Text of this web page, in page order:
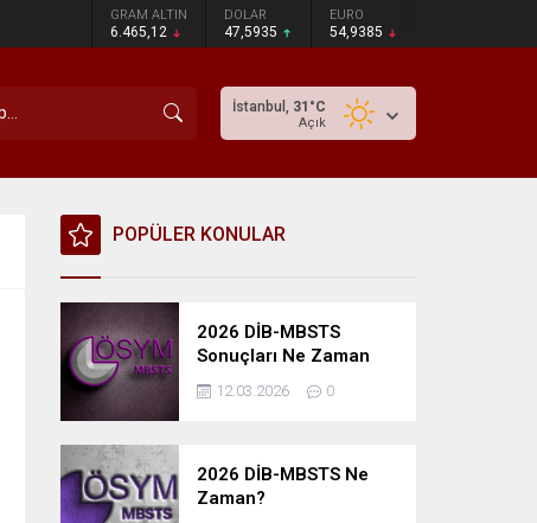
GRAM ALTIN
6.465,12
DOLAR
47,5935
EURO
54,9385
İstanbul, 31 °C
Açık
POPÜLER KONULAR
2026 DİB-MBSTS
Sonuçları Ne Zaman
Açıklanacak?
12.03.2026 0
2026 DİB-MBSTS Ne
Zaman?